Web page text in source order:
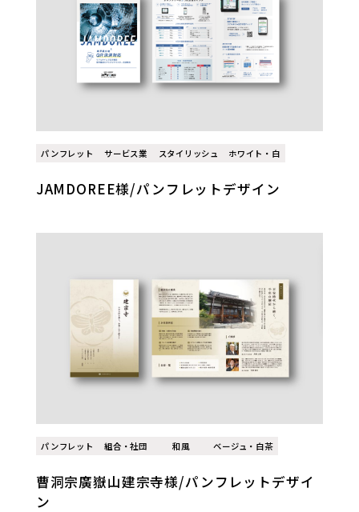
パンフレット サービス業 スタイリッシュ ホワイト・白
JAMDOREE様/パンフレットデザイン
パンフレット 組合・社団 和風 ベージュ・白茶
曹洞宗廣嶽山建宗寺様/パンフレットデザイ
ン